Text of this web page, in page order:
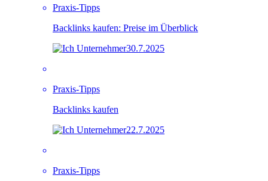
Praxis-Tipps
Backlinks kaufen: Preise im Überblick
30.7.2025
Praxis-Tipps
Backlinks kaufen
22.7.2025
Praxis-Tipps